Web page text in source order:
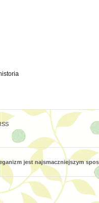
historia
jest najsmaczniejszym